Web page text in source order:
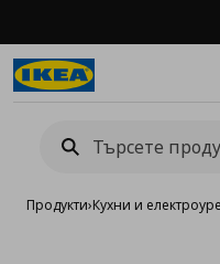
Продукти›Кухни и